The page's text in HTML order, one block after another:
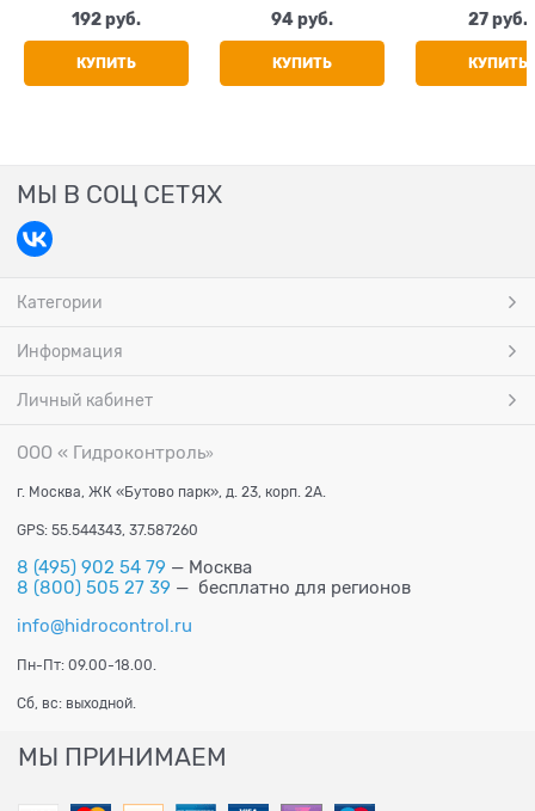
(стекловолокно)
20x3.4
192 руб.
КУПИТЬ
20x3.4
94 руб.
КУПИТЬ
27 руб.
КУПИТЬ
МЫ В СОЦ СЕТЯХ
Категории
Информация
Личный кабинет
ООО « Гидроконтроль»
г. Москва, ЖК «Бутово парк», д. 23, корп. 2А.
GPS: 55.544343, 37.587260
8 (495) 902 54 79 — Москва
8 (800) 505 27 39 — бесплатно для регионов
info@hidrocontrol.ru
Пн-Пт: 09.00-18.00.
Сб, вс: выходной.
МЫ ПРИНИМАЕМ